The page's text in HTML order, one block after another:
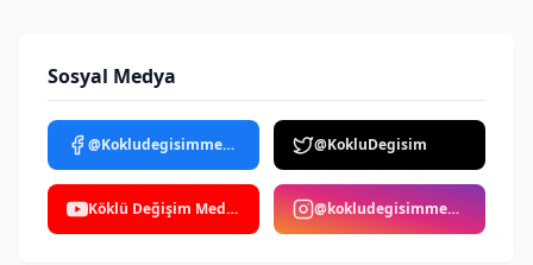
Sosyal Medya
@Kokludegisimmedya @KokluDegisim
Köklü Değişim Medya @kokludegisimmedya